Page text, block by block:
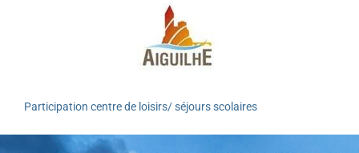
Participation centre de loisirs/ séjours scolaires